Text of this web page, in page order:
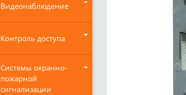
Видеонаблюдение
Контроль доступа
Системы охранно-
пожарной
сигнализации